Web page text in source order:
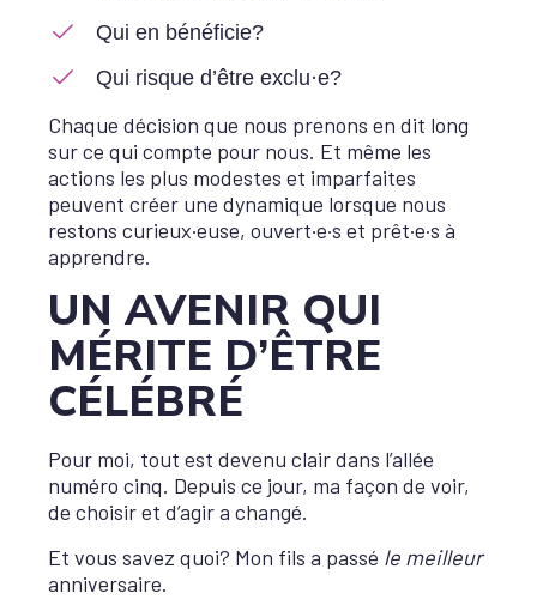
Qui en bénéficie?
Qui risque d’être exclu·e?
Chaque décision que nous prenons en dit long
sur ce qui compte pour nous. Et même les
actions les plus modestes et imparfaites
peuvent créer une dynamique lorsque nous
restons curieux·euse, ouvert·e·s et prêt·e·s à
apprendre.
UN AVENIR QUI
MÉRITE D’ÊTRE
CÉLÉBRÉ
Pour moi, tout est devenu clair dans l’allée
numéro cinq. Depuis ce jour, ma façon de voir,
de choisir et d’agir a changé.
Et vous savez quoi? Mon fils a passé le meilleur
anniversaire.